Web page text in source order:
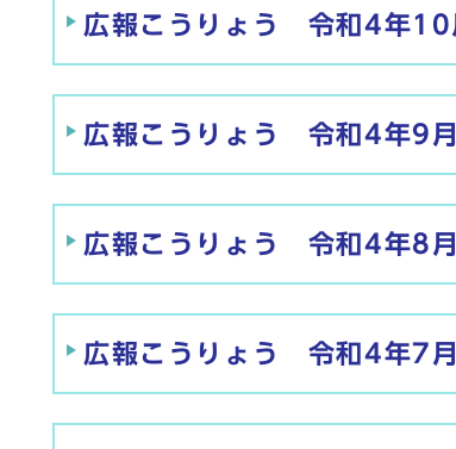
広報こうりょう 令和4年10
広報こうりょう 令和4年9
広報こうりょう 令和4年8
広報こうりょう 令和4年7